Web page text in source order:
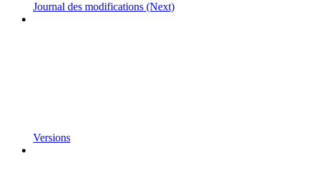
Journal des modifications (Next)
Versions